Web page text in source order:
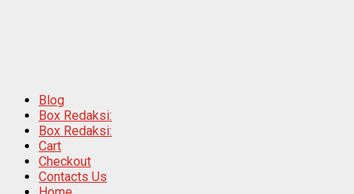
Blog
Box Redaksi:
Box Redaksi:
Cart
Checkout
Contacts Us